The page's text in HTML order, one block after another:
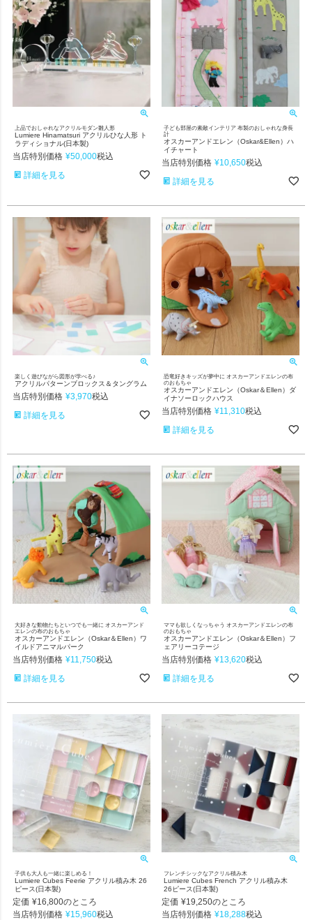
上品でおしゃれなアクリルモダン雛人形
Lumiere Hinamatsuri アクリルひな人形 ト
ラディショナル(日本製)
当店特別価格 ¥50,000税込
詳細を見る
子ども部屋の素敵インテリア 布製のおしゃれな身長
計
オスカーアンドエレン（Oskar&Ellen）ハ
イチャート
当店特別価格 ¥10,650税込
詳細を見る
楽しく遊びながら図形が学べる♪
アクリルパターンブロックス＆タングラム
当店特別価格 ¥3,970税込
詳細を見る
恐竜好きキッズが夢中に オスカーアンドエレンの布
のおもちゃ
オスカーアンドエレン（Oskar＆Ellen）ダ
イナソーロックハウス
当店特別価格 ¥11,310税込
詳細を見る
大好きな動物たちといつでも一緒に オスカーアンド
エレンの布のおもちゃ
オスカーアンドエレン（Oskar＆Ellen）ワ
イルドアニマルパーク
当店特別価格 ¥11,750税込
詳細を見る
ママも欲しくなっちゃう オスカーアンドエレンの布
のおもちゃ
オスカーアンドエレン（Oskar＆Ellen）フ
ェアリーコテージ
当店特別価格 ¥13,620税込
詳細を見る
子供も大人も一緒に楽しめる！
Lumiere Cubes Feerie アクリル積み木 26
ピース(日本製)
定価 ¥16,800のところ
当店特別価格 ¥15,960税込
フレンチシックなアクリル積み木
Lumiere Cubes French アクリル積み木
26ピース(日本製)
定価 ¥19,250のところ
当店特別価格 ¥18,288税込